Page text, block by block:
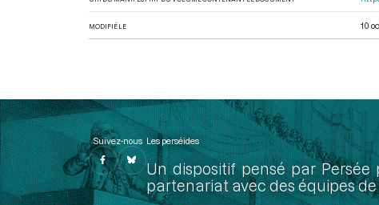
MODIFIÉ LE 10
Suivez-nous Les perséides
Un dispositif pensé par
partenariat avec des équipes